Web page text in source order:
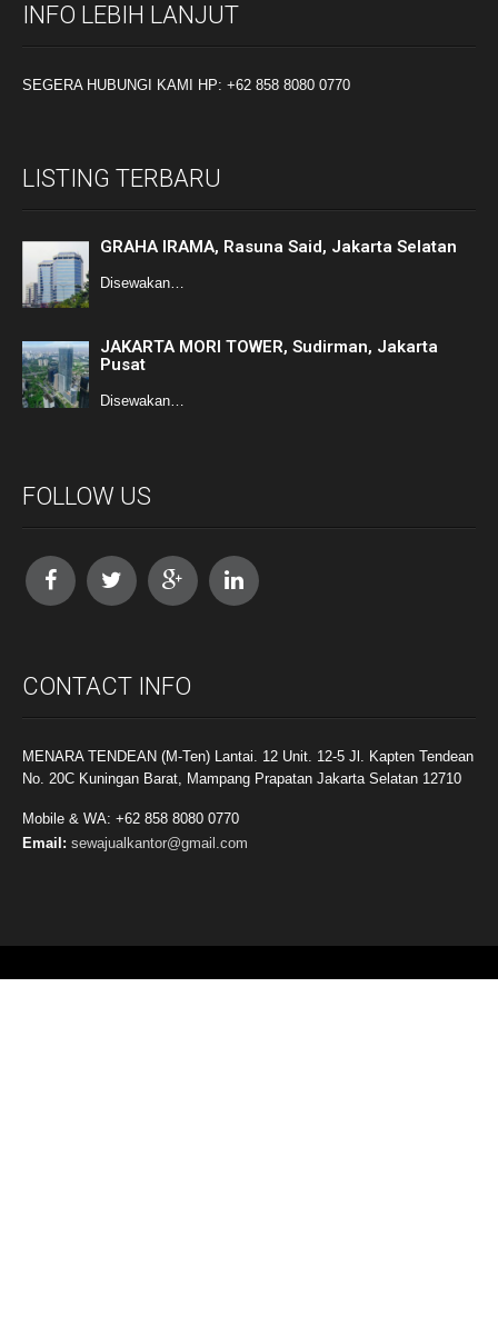
INFO LEBIH LANJUT
SEGERA HUBUNGI KAMI HP: +62 858 8080 0770
LISTING TERBARU
GRAHA IRAMA, Rasuna Said, Jakarta Selatan
Disewakan…
JAKARTA MORI TOWER, Sudirman, Jakarta
Pusat
Disewakan…
FOLLOW US
CONTACT INFO
MENARA TENDEAN (M-Ten) Lantai. 12 Unit. 12-5 Jl. Kapten Tendean
No. 20C Kuningan Barat, Mampang Prapatan Jakarta Selatan 12710
Mobile & WA: +62 858 8080 0770
Email: sewajualkantor@gmail.com